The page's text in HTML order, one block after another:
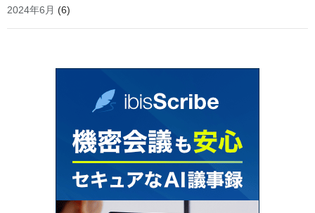
2024年6月 (6)